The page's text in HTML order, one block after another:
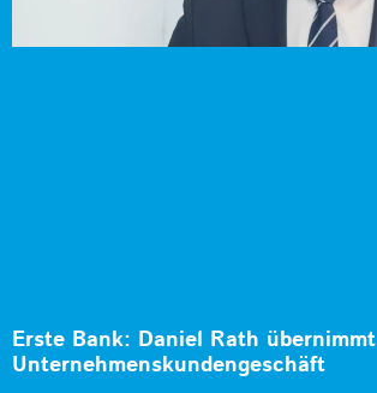
Erste Bank: Daniel Rath übernimmt
Unternehmenskundengeschäft